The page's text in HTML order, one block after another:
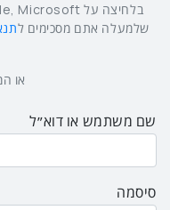
שלמעלה אתם מסכימים ל
או
שם משתמש או דוא״ל
סיסמה